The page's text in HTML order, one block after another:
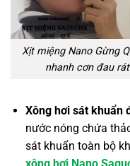
Xịt miệng Nano Gừng
nhanh cơn đau
Xông hơi sát khuẩn
nước nóng chứa
sát khuẩn toàn bộ